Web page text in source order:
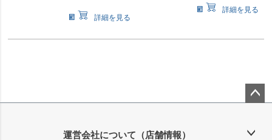
詳細を見る
詳細を見る
ップ
運営会社について（店舗情報）